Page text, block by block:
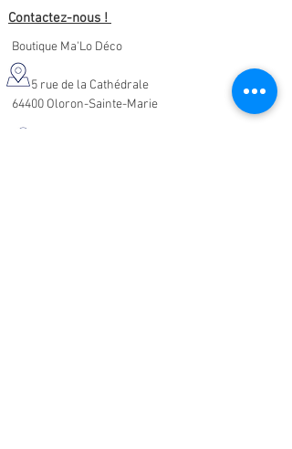
Contactez-nous !
Boutique Ma'Lo Déco
5 rue de la Cathédrale
64400 Oloron-Sainte-Marie